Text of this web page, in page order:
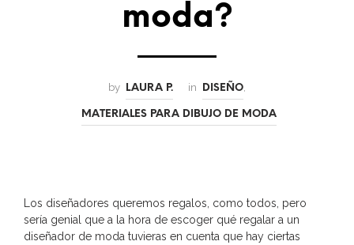
moda?
by LAURA P. in DISEÑO
MATERIALES PARA DIBUJO DE MODA
Los diseñadores queremos regalos, como todos, pero
sería genial que a la hora de escoger qué regalar a un
diseñador de moda tuvieras en cuenta que hay ciertas